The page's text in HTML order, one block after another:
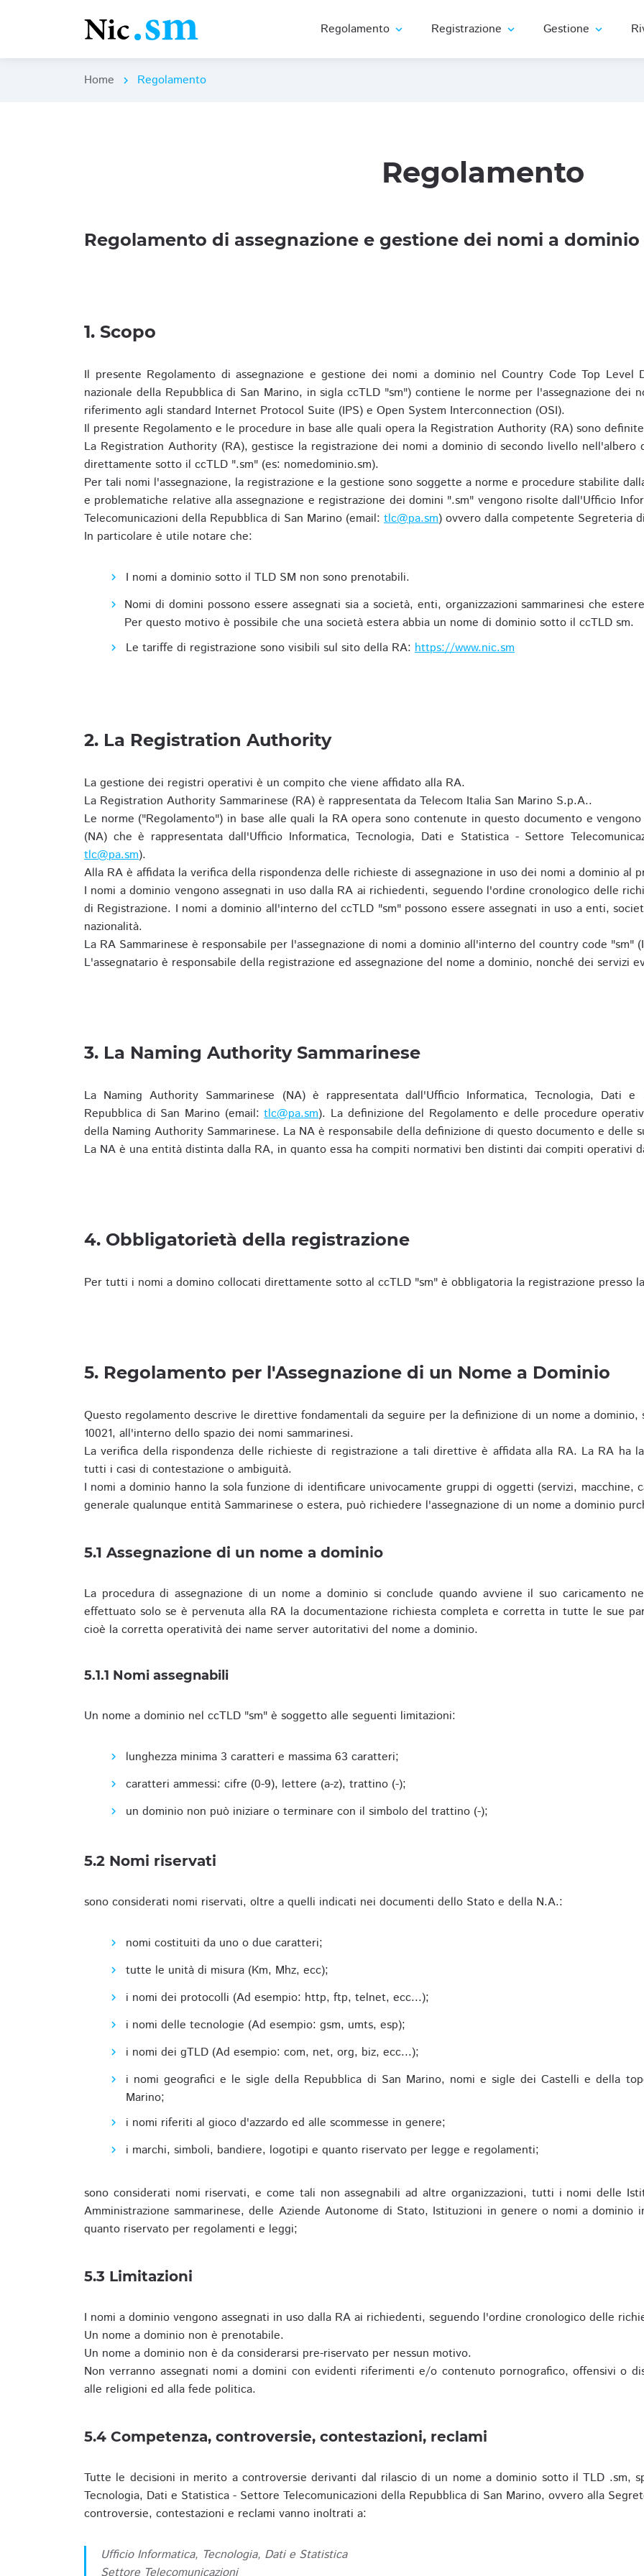
Regolamento expand_more Registrazione expand_more Gestione expand_more
Home chevron_right Regolamento
Regolamento
Regolamento di assegnazione e gestione dei nomi a dominio
1. Scopo
Il presente Regolamento di assegnazione e gestione dei nomi a dominio nel Country Code Top Level
nazionale della Repubblica di San Marino, in sigla ccTLD "sm") contiene le norme per l'assegnazione dei
riferimento agli standard Internet Protocol Suite (IPS) e Open System Interconnection (OSI).
Il presente Regolamento e le procedure in base alle quali opera la Registration Authority (RA) sono
La Registration Authority (RA), gestisce la registrazione dei nomi a dominio di secondo livello nell'albero
direttamente sotto il ccTLD ".sm" (es: nomedominio.sm).
Per tali nomi l'assegnazione, la registrazione e la gestione sono soggette a norme e procedure stabilite
e problematiche relative alla assegnazione e registrazione dei domini ".sm" vengono risolte dall'Ufficio
Telecomunicazioni della Repubblica di San Marino (email: tlc@pa.sm) ovvero dalla competente Segreteria
In particolare è utile notare che:
I nomi a dominio sotto il TLD SM non sono prenotabili.
Nomi di domini possono essere assegnati sia a società, enti, organizzazioni sammarinesi che
Per questo motivo è possibile che una società estera abbia un nome di dominio sotto il ccTLD sm.
Le tariffe di registrazione sono visibili sul sito della RA: https://www.nic.sm
2. La Registration Authority
La gestione dei registri operativi è un compito che viene affidato alla RA.
La Registration Authority Sammarinese (RA) è rappresentata da Telecom Italia San Marino S.p.A..
Le norme ("Regolamento") in base alle quali la RA opera sono contenute in questo documento e
(NA) che è rappresentata dall'Ufficio Informatica, Tecnologia, Dati e Statistica - Settore
tlc@pa.sm).
Alla RA è affidata la verifica della rispondenza delle richieste di assegnazione in uso dei nomi a dominio al
I nomi a dominio vengono assegnati in uso dalla RA ai richiedenti, seguendo l'ordine cronologico delle
di Registrazione. I nomi a dominio all'interno del ccTLD "sm" possono essere assegnati in uso a enti,
nazionalità.
La RA Sammarinese è responsabile per l'assegnazione di nomi a dominio all'interno del country code "sm"
L'assegnatario è responsabile della registrazione ed assegnazione del nome a dominio, nonché dei servizi
3. La Naming Authority Sammarinese
La Naming Authority Sammarinese (NA) è rappresentata dall'Ufficio Informatica, Tecnologia, Dati
Repubblica di San Marino (email:tlc@pa.sm). La definizione del Regolamento e delle procedure
della Naming Authority Sammarinese. La NA è responsabile della definizione di questo documento e delle
La NA è una entità distinta dalla RA, in quanto essa ha compiti normativi ben distinti dai compiti operativi
4. Obbligatorietà della registrazione
Per tutti i nomi a domino collocati direttamente sotto al ccTLD "sm" è obbligatoria la registrazione presso
5. Regolamento per l'Assegnazione di un Nome a Dominio
Questo regolamento descrive le direttive fondamentali da seguire per la definizione di un nome a
10021, all'interno dello spazio dei nomi sammarinesi.
La verifica della rispondenza delle richieste di registrazione a tali direttive è affidata alla RA. La RA ha
tutti i casi di contestazione o ambiguità.
I nomi a dominio hanno la sola funzione di identificare univocamente gruppi di oggetti (servizi, macchine,
generale qualunque entità Sammarinese o estera, può richiedere l'assegnazione di un nome a dominio
5.1 Assegnazione di un nome a dominio
La procedura di assegnazione di un nome a dominio si conclude quando avviene il suo caricamento
effettuato solo se è pervenuta alla RA la documentazione richiesta completa e corretta in tutte le sue
cioè la corretta operatività dei name server autoritativi del nome a dominio.
5.1.1 Nomi assegnabili
Un nome a dominio nel ccTLD "sm" è soggetto alle seguenti limitazioni:
lunghezza minima 3 caratteri e massima 63 caratteri;
caratteri ammessi: cifre (0-9), lettere (a-z), trattino (-);
un dominio non può iniziare o terminare con il simbolo del trattino (-);
5.2 Nomi riservati
sono considerati nomi riservati, oltre a quelli indicati nei documenti dello Stato e della N.A.:
nomi costituiti da uno o due caratteri;
tutte le unità di misura (Km, Mhz, ecc);
i nomi dei protocolli (Ad esempio: http, ftp, telnet, ecc...);
i nomi delle tecnologie (Ad esempio: gsm, umts, esp);
i nomi dei gTLD (Ad esempio: com, net, org, biz, ecc...);
i nomi geografici e le sigle della Repubblica di San Marino, nomi e sigle dei Castelli e della
Marino;
i nomi riferiti al gioco d'azzardo ed alle scommesse in genere;
i marchi, simboli, bandiere, logotipi e quanto riservato per legge e regolamenti;
sono considerati nomi riservati, e come tali non assegnabili ad altre organizzazioni, tutti i nomi delle
Amministrazione sammarinese, delle Aziende Autonome di Stato, Istituzioni in genere o nomi a dominio
quanto riservato per regolamenti e leggi;
5.3 Limitazioni
I nomi a dominio vengono assegnati in uso dalla RA ai richiedenti, seguendo l'ordine cronologico delle
Un nome a dominio non è prenotabile.
Un nome a dominio non è da considerarsi pre-riservato per nessun motivo.
Non verranno assegnati nomi a domini con evidenti riferimenti e/o contenuto pornografico, offensivi o
alle religioni ed alla fede politica.
5.4 Competenza, controversie, contestazioni, reclami
Tutte le decisioni in merito a controversie derivanti dal rilascio di un nome a dominio sotto il TLD .sm,
Tecnologia, Dati e Statistica - Settore Telecomunicazioni della Repubblica di San Marino, ovvero alla
controversie, contestazioni e reclami vanno inoltrati a:
Ufficio Informatica, Tecnologia, Dati e Statistica